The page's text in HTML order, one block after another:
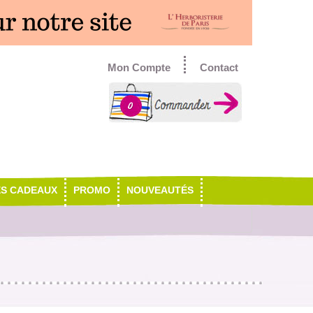
Contact
Mon Compte
0
CADEAUX PROMO NOUVEAUTÉS